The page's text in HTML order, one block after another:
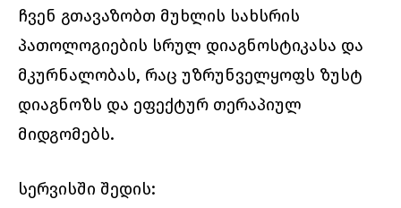
ჩვენ გთავაზობთ მუხლის სახსრის
პათოლოგიების სრულ დიაგნოსტიკასა და
მკურნალობას, რაც უზრუნველყოფს ზუსტ
დიაგნოზს და ეფექტურ თერაპიულ
მიდგომებს.
სერვისში შედის: